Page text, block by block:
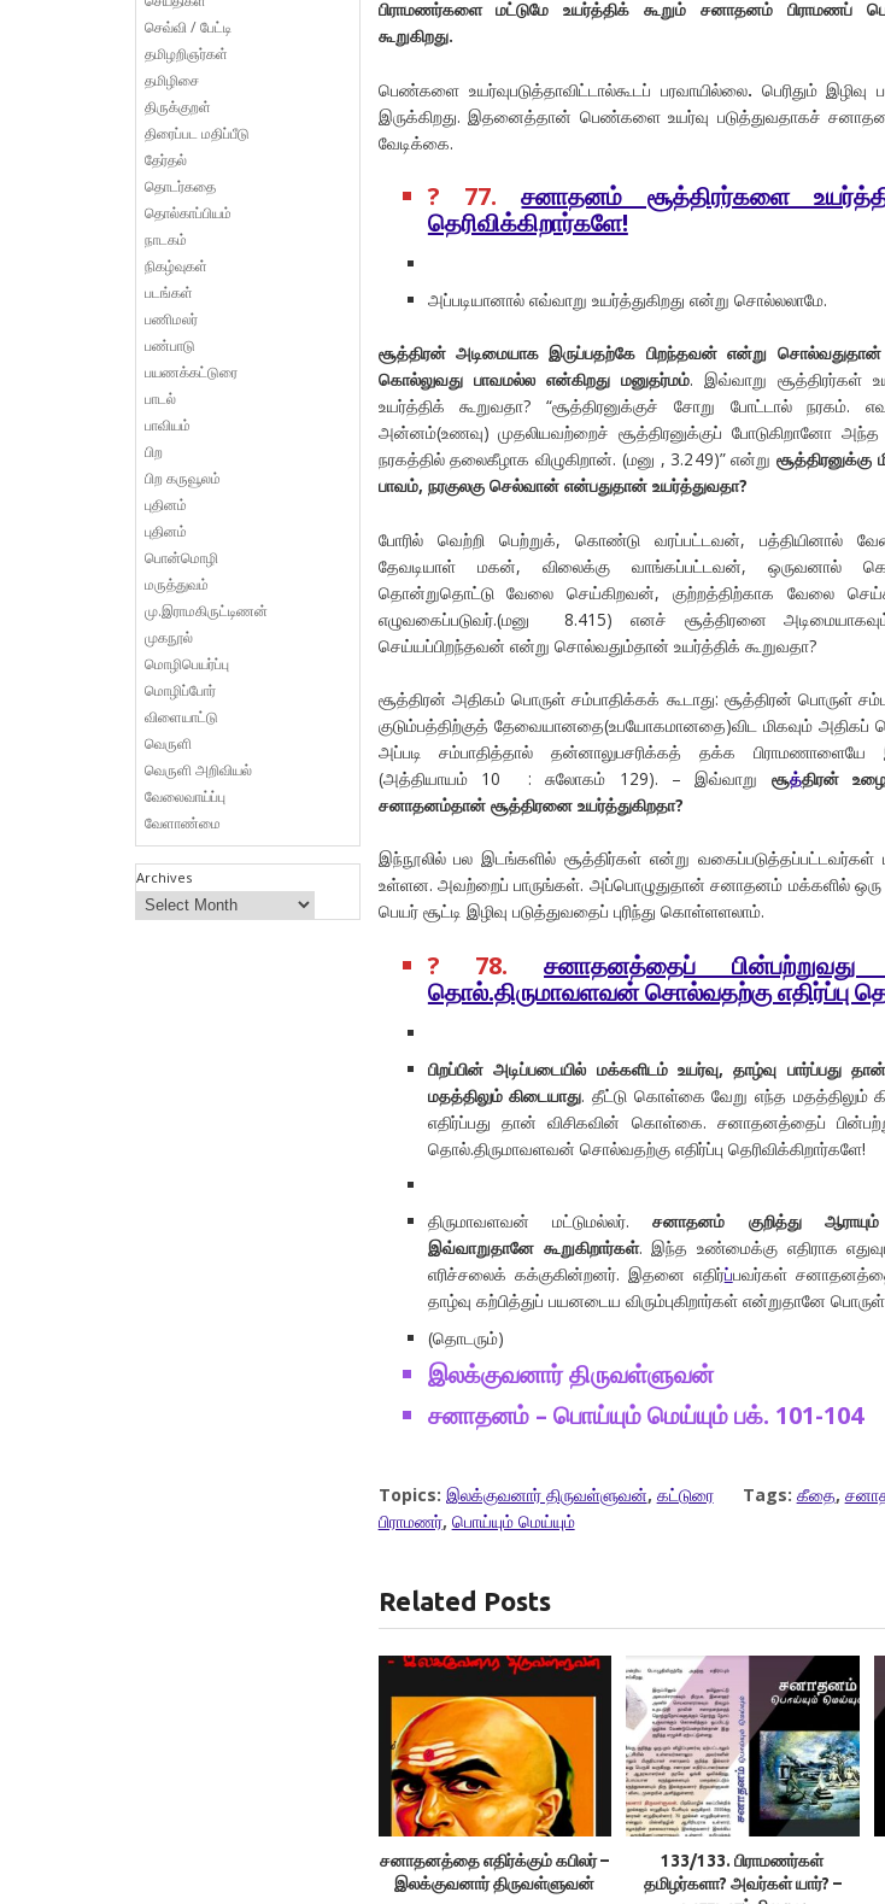
பிராமணர்களை மட்டுமே உயர்த்திக் கூறும் சனாதனம் பிராமணப்
கூறுகிறது.
பெண்களை உயர்வுபடுத்தாவிட்டால்கூடப் பரவாயில்லை. பெரிதும் இழிவு
இருக்கிறது. இதனைத்தான் பெண்களை உயர்வு படுத்துவதாகச்
வேடிக்கை.
? 77.சனாதனம் சூத்திரர்களை
தெரிவிக்கிறார்களே!
அப்படியானால் எவ்வாறு உயர்த்துகிறது என்று சொல்லலாமே.
சூத்திரன் அடிமையாக இருப்பதற்கே பிறந்தவன் என்று சொல்வதுதான்
கொல்லுவது பாவமல்ல என்கிறது மனுதர்மம். இவ்வாறு சூத்திரர்கள்
உயர்த்திக் கூறுவதா? “சூத்திரனுக்குச் சோறு போட்டால் நரகம்.
அன்னம்(உணவு) முதலியவற்றைச் சூத்திரனுக்குப் போடுகிறானோ
நரகத்தில் தலைகீழாக விழுகிறான். (மனு , 3.249)” என்று
பாவம், நரகுலகு செல்வான் என்பதுதான் உயர்த்துவதா?
போரில் வெற்றி பெற்றுக், கொண்டு வரப்பட்டவன், பத்தியினால்
தேவடியாள் மகன், விலைக்கு வாங்கப்பட்டவன், ஒருவனால்
தொன்றுதொட்டு வேலை செய்கிறவன், குற்றத்திற்காக வேலை
எழுவகைப்படுவர்.(மனு 8.415) எனச் சூத்திரனை
செய்யப்பிறந்தவன் என்று சொல்வதும்தான் உயர்த்திக் கூறுவதா?
சூத்திரன் அதிகம் பொருள் சம்பாதிக்கக் கூடாது: சூத்திரன் பொருள்
குடும்பத்திற்குத் தேவையானதை(உபயோகமானதை)விட மிகவும் அதிகப்
அப்படி சம்பாதித்தால் தன்னாலுபசரிக்கத் தக்க
(அத்தியாயம் 10 : சுலோகம் 129). – இவ்வாறு சூத்திரன்
சனாதனம்தான் சூத்திரனை உயர்த்துகிறதா?
இந்நூலில் பல இடங்களில் சூத்திர்கள் என்று
உள்ளன. அவற்றைப் பாருங்கள். அப்பொழுதுதான் சனாதனம் மக்களில் ஒரு
பெயர் சூட்டி இழிவு படுத்துவதைப் புரிந்து கொள்ளளலாம்.
? 78.சனாதனத்தைப்
தொல்.திருமாவளவன் சொல்வதற்கு எதிர்ப்பு
பிறப்பின் அடிப்படையில் மக்களிடம் உயர்வு, தாழ்வு பார்ப்பது
மதத்திலும் கிடையாது. தீட்டு கொள்கை வேறு எந்த மதத்திலும்
எதிர்ப்பது தான் விசிகவின் கொள்கை. சனாதனத்தைப்
தொல்.திருமாவளவன் சொல்வதற்கு எதிர்ப்பு தெரிவிக்கிறார்களே!
திருமாவளவன் மட்டுமல்லர்.சனாதனம் குறித்து
இவ்வாறுதானே கூறுகிறார்கள். இந்த உண்மைக்கு எதிராக
எரிச்சலைக் கக்குகின்றனர். இதனை எதிர்ப்பவர்கள் சனாதனத்தை
தாழ்வு கற்பித்துப் பயனடைய விரும்புகிறார்கள் என்றுதானே
(தொடரும்)
இலக்குவனார் திருவள்ளுவன்
சனாதனம் – பொய்யும் மெய்யும் பக். 101-104
Topics: இலக்குவனார் திருவள்ளுவன், கட்டுரை Tags: கீதை,
பிராமணர், பொய்யும் மெய்யும்
Related Posts
சனாதனத்தை எதிர்க்கும் கபிலர் –
இலக்குவனார் திருவள்ளுவன்
133/133. பிராமணர்கள்
தமிழர்களா? அவர்கள் யார்? –
செவ்வி / பேட்டி
தமிழறிஞர்கள்
தமிழிசை
திருக்குறள்
திரைப்பட மதிப்பீடு
தேர்தல்
தொடர்கதை
தொல்காப்பியம்
நாடகம்
நிகழ்வுகள்
படங்கள்
பணிமலர்
பண்பாடு
பயணக்கட்டுரை
பாடல்
பாவியம்
பிற
பிற கருவூலம்
புதினம்
புதினம்
பொன்மொழி
மருத்துவம்
மு.இராமகிருட்டிணன்
முகநூல்
மொழிபெயர்ப்பு
மொழிப்போர்
விளையாட்டு
வெருளி
வெருளி அறிவியல்
வேலைவாய்ப்பு
வேளாண்மை
Archives